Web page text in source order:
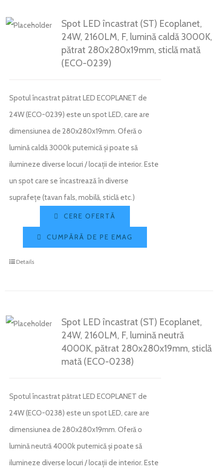
Spot LED încastrat (ST) Ecoplanet,
24W, 2160LM, F, lumină caldă 3000K,
pătrat 280x280x19mm, sticlă mată
(ECO-0239)
Spotul încastrat pătrat LED ECOPLANET de
24W (ECO-0239) este un spot LED, care are
dimensiunea de 280x280x19mm. Oferă o
lumină caldă 3000k puternică și poate să
ilumineze diverse locuri / locații de interior. Este
un spot care se încastrează în diverse
suprafețe (tavan fals, mobilă, sticlă etc.)
CERE OFERTĂ
CUMPĂRĂ DE PE EMAG
Details
Spot LED încastrat (ST) Ecoplanet,
24W, 2160LM, F, lumină neutră
4000K, pătrat 280x280x19mm, sticlă
mată (ECO-0238)
Spotul încastrat pătrat LED ECOPLANET de
24W (ECO-0238) este un spot LED, care are
dimensiunea de 280x280x19mm. Oferă o
lumină neutră 4000k puternică și poate să
ilumineze diverse locuri / locații de interior. Este